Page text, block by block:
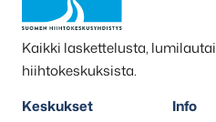
Kaikki laskettelusta,
hiihtokeskuksista.
Keskukset
Info